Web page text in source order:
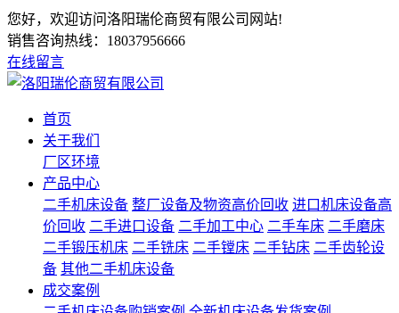
您好，欢迎访问洛阳瑞伦商贸有限公司网站!
销售咨询热线： 18037956666
在线留言
首页
关于我们
厂区环境
产品中心
二手机床设备 整厂设备及物资高价回收 进口机床设备高
价回收 二手进口设备 二手加工中心 二手车床 二手磨床
二手锻压机床 二手铣床 二手镗床 二手钻床 二手齿轮设
备 其他二手机床设备
成交案例